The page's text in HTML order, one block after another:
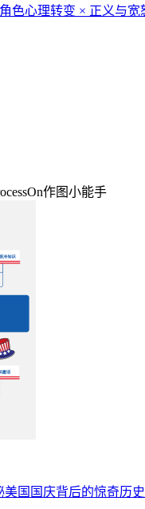
色心理转变 × 正义与宽
作图小能手
国国庆背后的惊奇历史